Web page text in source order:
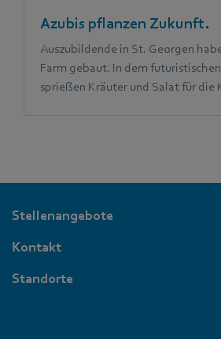
Azubis pflanzen Zukunft.
Auszubildende in St. Georgen
Farm gebaut. In dem
sprießen Kräuter und Salat für die
Stellenangebote
Kontakt
Standorte